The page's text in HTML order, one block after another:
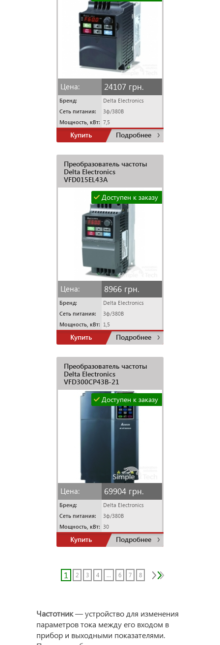
Частотник— устройство для изменения
параметров тока между его входом в
прибор и выходными показателями.
Цена: 24107 грн.
Бренд: Delta Electronics
Сеть питания: 3ф/380В
Мощность, кВт: 7,5
Купить Подробнее
Преобразователь частоты
Delta Electronics
VFD015EL43A
Доступен к заказу
Цена: 8966 грн.
Бренд: Delta Electronics
Сеть питания: 3ф/380В
Мощность, кВт: 1,5
Купить Подробнее
Преобразователь частоты
Delta Electronics
VFD300CP43B-21
Доступен к заказу
Цена: 69904 грн.
Бренд: Delta Electronics
Сеть питания: 3ф/380В
Мощность, кВт: 30
Купить Подробнее
1 2 3 4 ... 6 7 8